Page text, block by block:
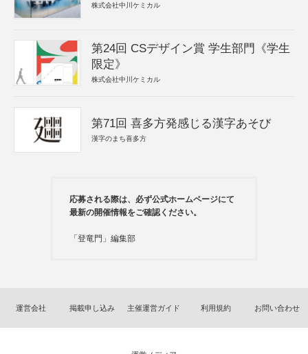
株式会社中川ケミカル
第24回 CSデザイン賞 学生部門《学生
限定》
株式会社中川ケミカル
第71回 喜多方発感じる漢字あそび
漢字のまち喜多方
応募される際は、必ず公式ホームページにて
最新の開催情報をご確認ください。
「登竜門」編集部
運営会社 掲載申し込み 主催運営ガイド 利用規約 お問い合わせ